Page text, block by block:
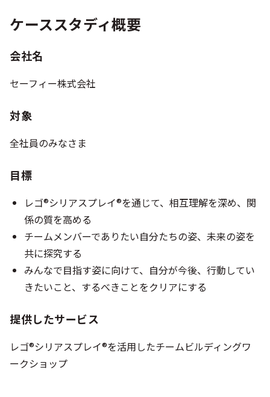
ケーススタディ概要
会社名
セーフィー株式会社
対象
全社員のみなさま
目標
レゴ®シリアスプレイ®を通じて、相互理解を深め、関
係の質を高める
チームメンバーでありたい自分たちの姿、未来の姿を
共に探究する
みんなで目指す姿に向けて、自分が今後、行動してい
きたいこと、するべきことをクリアにする
提供したサービス
レゴ®シリアスプレイ®を活用したチームビルディングワ
ークショップ